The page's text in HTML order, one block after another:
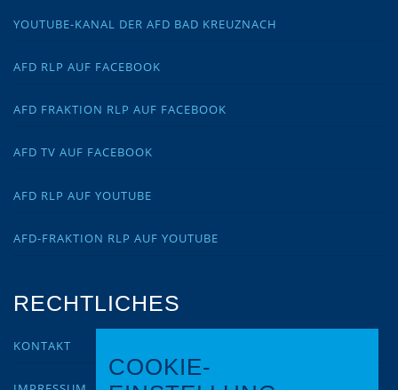
YOUTUBE-KANAL DER AFD BAD KREUZNACH
AFD RLP AUF FACEBOOK
AFD FRAKTION RLP AUF FACEBOOK
AFD TV AUF FACEBOOK
AFD RLP AUF YOUTUBE
AFD-FRAKTION RLP AUF YOUTUBE
RECHTLICHES
KONTAKT
COOKIE-